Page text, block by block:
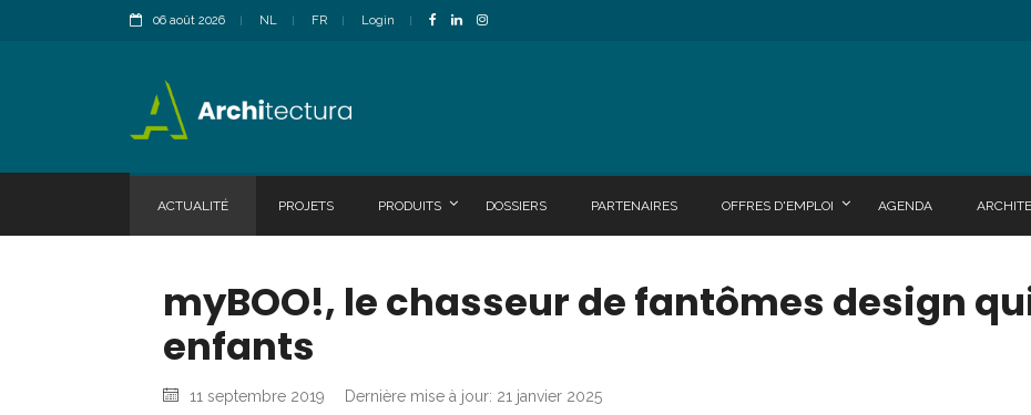
06 août 2026 NL FR Login
ACTUALITÉ PROJETS PRODUITS DOSSIERS PARTENAIRES OFFRES D'EMPLOI AGENDA
myBOO!, le chasseur de fantômes design
enfants
11 septembre 2019 Dernière mise à jour: 21 janvier 2025